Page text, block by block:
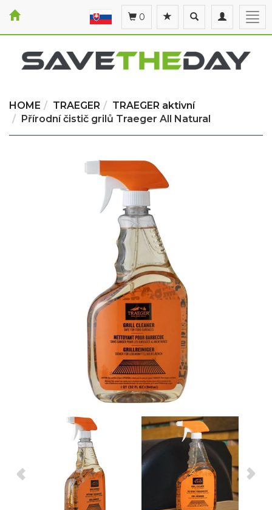
Toggle
navigation
Toggle
search
0
HOME TRAEGER
TRAEGER aktivní
Přírodní čistič grilů Traeger All Natural